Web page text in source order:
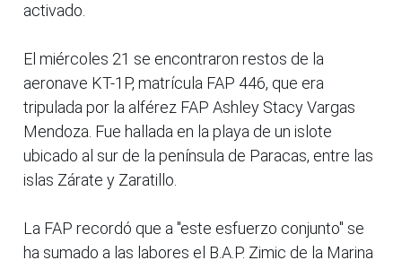
activado.
El miércoles 21 se encontraron restos de la
aeronave KT-1P, matrícula FAP 446, que era
tripulada por la alférez FAP Ashley Stacy Vargas
Mendoza. Fue hallada en la playa de un islote
ubicado al sur de la península de Paracas, entre las
islas Zárate y Zaratillo.
La FAP recordó que a "este esfuerzo conjunto" se
ha sumado a las labores el B.A.P. Zimic de la Marina